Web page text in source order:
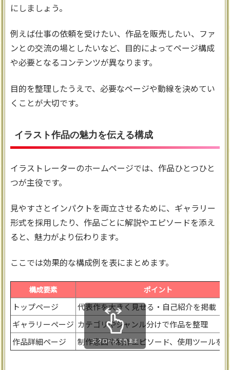
にしましょう。
例えば仕事の依頼を受けたい、作品を販売したい、ファ
ンとの交流の場としたいなど、目的によってページ構成
や必要となるコンテンツが異なります。
目的を整理したうえで、必要なページや動線を決めてい
くことが大切です。
イラスト作品の魅力を伝える構成
イラストレーターのホームページでは、作品ひとつひと
つが主役です。
見やすさとインパクトを両立させるために、ギャラリー
形式を採用したり、作品ごとに解説やエピソードを添え
ると、魅力がより伝わります。
ここでは効果的な構成例を表にまとめます。
構成要素 ポイント
トップページ
代表作を大きく見せる・自己紹介を掲載
ギャラリーページ カテゴリやジャンル分けで作品を整理
作品詳細ページ
制作意図や制作エピソード、使用ツールを
スクロールできます